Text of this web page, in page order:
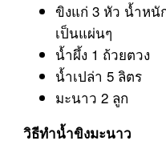
ขิงแก่ 3 หัว น้ำหนั
เป็นแผ่นๆ
น้ำผึ้ง 1 ถ้วยตวง
น้ำเปล่า 5 ลิตร
มะนาว 2 ลูก
วิธีทำน้ำขิงมะนาว